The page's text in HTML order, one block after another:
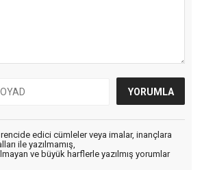
edici cümleler veya imalar, inançlara
ile yazılmamış,
ve büyük harflerle yazılmış yorumlar